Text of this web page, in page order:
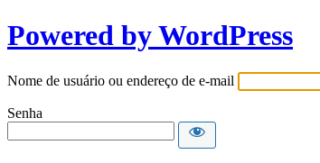
Powered by WordPress
Nome de usuário ou endereço de e-mail
Senha